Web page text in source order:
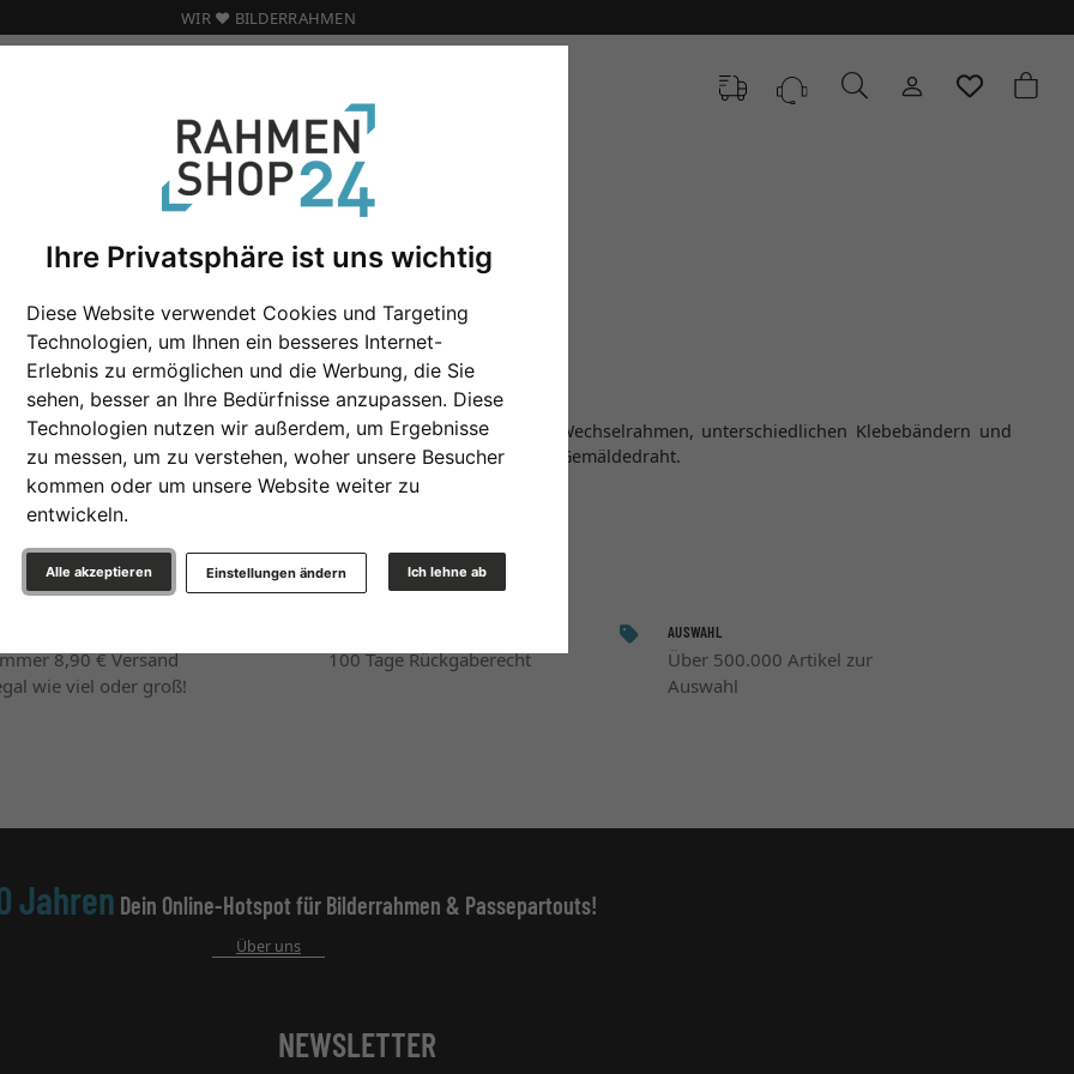
Ihre Privatsphäre ist uns wichtig
Diese Website verwendet Cookies und Targeting
Technologien, um Ihnen ein besseres Internet-
Erlebnis zu ermöglichen und die Werbung, die Sie
sehen, besser an Ihre Bedürfnisse anzupassen. Diese
Technologien nutzen wir außerdem, um Ergebnisse
zu messen, um zu verstehen, woher unsere Besucher
kommen oder um unsere Website weiter zu
entwickeln.
Alle akzeptieren Ich lehne ab
Einstellungen ändern
WIR ❤️ BILDERRAHMEN
FÜR BILDERRAHMEN VON LARSON-JUHL
und Ideen rund um die
Befestigung und
Sets,
Klebebändern und
Leimen, sowie Perlonschnüre und Gemäldedraht.
8,90 € Versand
wie viel oder groß!
100 Tage Rückgaberecht
AUSWAHL
Über 500.000 Artikel zur
Auswahl
Jahren Dein Online-Hotspot für Bilderrahmen & Passepartouts!
Über uns
NEWSLETTER